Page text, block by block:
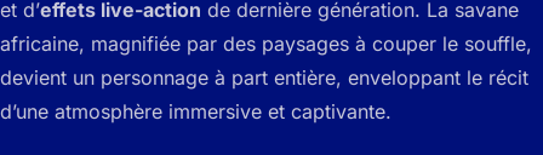
et d’effets live-action de dernière génération. La savane
africaine, magnifiée par des paysages à couper le souffle,
devient un personnage à part entière, enveloppant le récit
d’une atmosphère immersive et captivante.